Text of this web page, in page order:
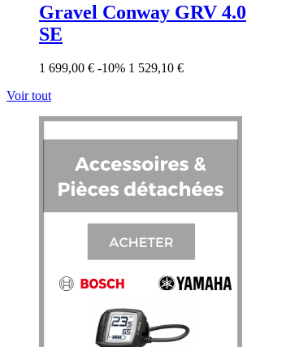
Gravel Conway GRV 4.0
SE
1 699,00 € -10% 1 529,10 €
Voir tout